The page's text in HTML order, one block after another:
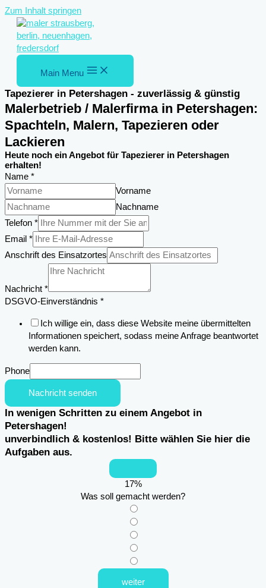
Zum Inhalt springen
Main Menu
Tapezierer in Petershagen - zuverlässig & günstig
Malerbetrieb / Malerfirma in Petershagen:
Spachteln, Malern, Tapezieren oder
Lackieren
Heute noch ein Angebot für Tapezierer in Petershagen
erhalten!
Name *
Vorname
Nachname
Telefon
Email
Telefon *
Email *
Anschrift des Einsatzortes
Nachricht *
DSGVO-Einverständnis *
Ich willige ein, dass diese Website meine übermittelten
Informationen speichert, sodass meine Anfrage beantwortet
werden kann.
Phone
Nachricht senden
In wenigen Schritten zu einem Angebot in
Petershagen!
unverbindlich & kostenlos! Bitte wählen Sie hier die
Aufgaben aus.
17%
Was soll gemacht werden?
weiter